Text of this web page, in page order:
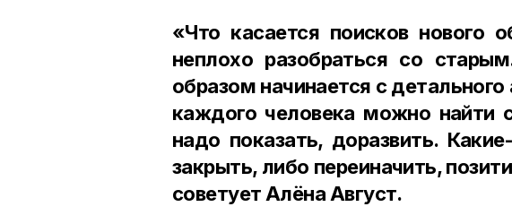
«Что касается поисков нового
неплохо разобраться со
образом начинается с
каждого человека можно найти
надо показать, доразвить.
закрыть, либо переиначить,
советует Алёна Август.